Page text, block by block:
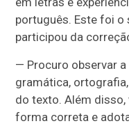
português. Este foi o
participou da
— Procuro observar
gramática,
do texto. Além
forma correta e